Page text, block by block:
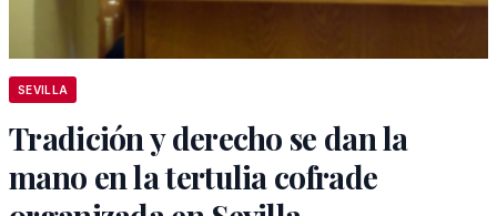
SEVILLA
Tradición y derecho se dan la
mano en la tertulia cofrade